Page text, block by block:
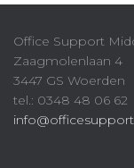
Office Support
Zaagmolenlaan 4
3447 GS Woerden
tel.: 0348 48 06 62